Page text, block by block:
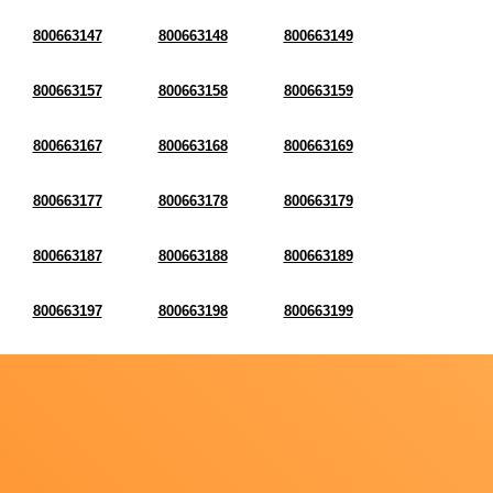
800663147 800663148 800663149
800663157 800663158 800663159
800663167 800663168 800663169
800663177 800663178 800663179
800663187 800663188 800663189
800663197 800663198 800663199